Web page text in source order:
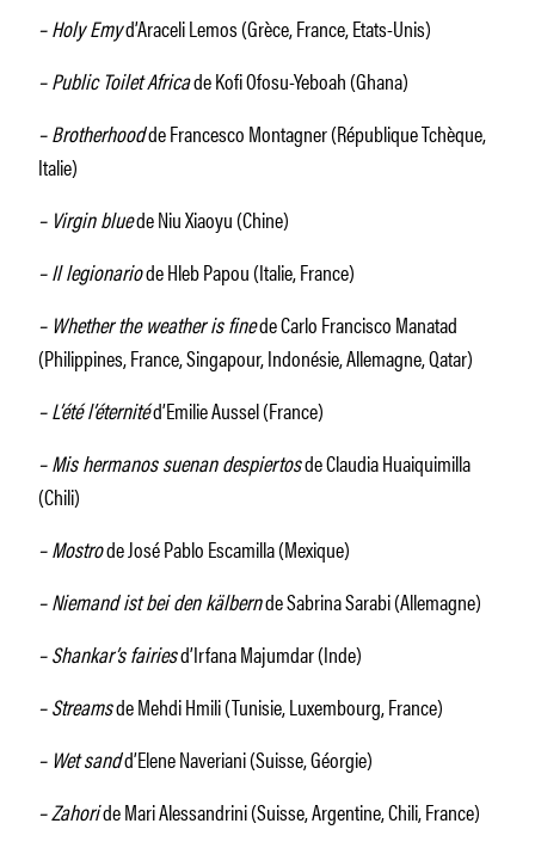
– Holy Emyd’Araceli Lemos (Grèce, France, Etats-Unis)
– Public Toilet Africade Kofi Ofosu-Yeboah (Ghana)
– Brotherhoodde Francesco Montagner (République Tchèque,
Italie)
– Virgin bluede Niu Xiaoyu (Chine)
– Il legionariode Hleb Papou (Italie, France)
– Whether the weather is finede Carlo Francisco Manatad
(Philippines, France, Singapour, Indonésie, Allemagne, Qatar)
– L’été l’éternitéd’Emilie Aussel (France)
– Mis hermanos suenan despiertosde Claudia Huaiquimilla
(Chili)
– Mostrode José Pablo Escamilla (Mexique)
– Niemand ist bei den kälbernde Sabrina Sarabi (Allemagne)
– Shankar’s fairiesd’Irfana Majumdar (Inde)
– Streamsde Mehdi Hmili (Tunisie, Luxembourg, France)
– Wet sandd’Elene Naveriani (Suisse, Géorgie)
– Zahoride Mari Alessandrini (Suisse, Argentine, Chili, France)